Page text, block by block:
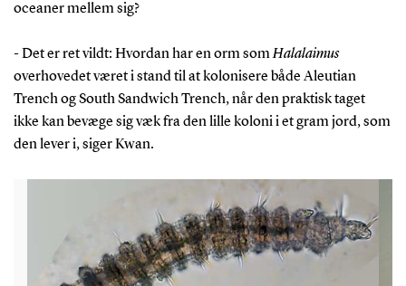
oceaner mellem sig?
- Det er ret vildt: Hvordan har en orm somHalalaimus
overhovedet været i stand til at kolonisere både Aleutian
Trench og South Sandwich Trench, når den praktisk taget
ikke kan bevæge sig væk fra den lille koloni i et gram jord, som
den lever i, siger Kwan.